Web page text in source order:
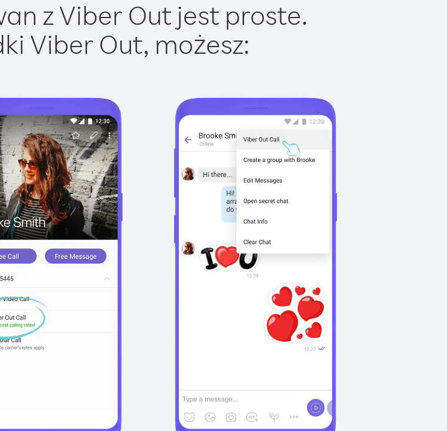
z Viber Out jest proste.
Viber Out, możesz: